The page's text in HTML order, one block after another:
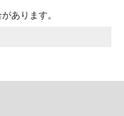
あります。